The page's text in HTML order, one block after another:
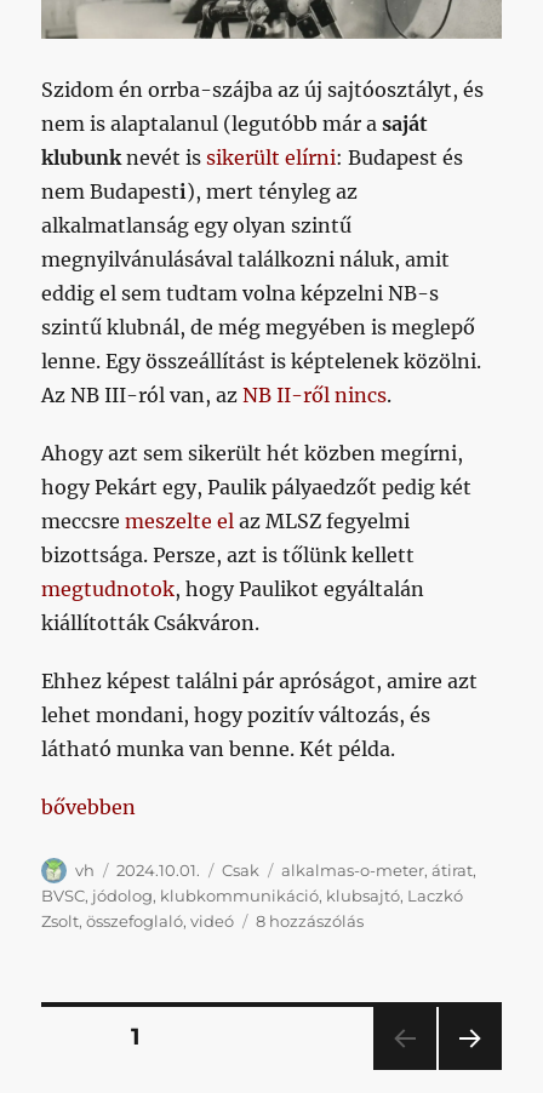
Szidom én orrba-szájba az új sajtóosztályt, és
nem is alaptalanul (legutóbb már asaját
klubunk nevét issikerült elírni: Budapest és
nem Budapesti), mert tényleg az
alkalmatlanság egy olyan szintű
megnyilvánulásával találkozni náluk, amit
eddig el sem tudtam volna képzelni NB-s
szintű klubnál, de még megyében is meglepő
lenne. Egy összeállítást is képtelenek közölni.
Az NB III-ról van, azNB II-ről nincs.
Ahogy azt sem sikerült hét közben megírni,
hogy Pekárt egy, Paulik pályaedzőt pedig két
meccsremeszelte el az MLSZ fegyelmi
bizottsága. Persze, azt is tőlünk kellett
megtudnotok, hogy Paulikot egyáltalán
kiállították Csákváron.
Ehhez képest találni pár apróságot, amire azt
lehet mondani, hogy pozitív változás, és
látható munka van benne. Két példa.
„Ha valami jó, azt is el kell ismerni”
bővebben
Szerző
vh Közzétéve
2024.10.01. Kategória
Csak Címke
alkalmas-o-meter,átirat,
BVSC, jódolog, klubkommunikáció, klubsajtó, Laczkó
Zsolt,összefoglaló,videó 8 hozzászólásHa
kell
Bejegyzések
OLDAL1